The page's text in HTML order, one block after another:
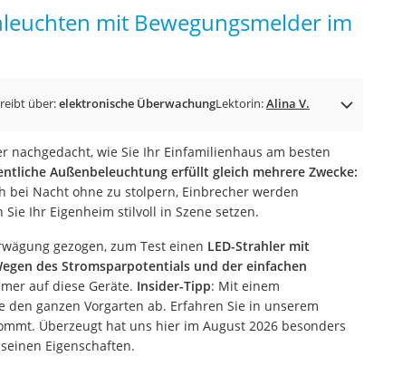
Akku-Rasentrimmer
Split-Klimaanlage 2 Innengeräte
Bohrmaschine
Tiefbrunnenpumpe
Fliesenschneider
Hochdruckreiniger
Doppelschleifer
Überwachungskamera
Benzinrasenmäher mit Elektrostart
Akku-Laubsauger
mit Bewegungsmelder im
über:elektronische ÜberwachungLektorin:Alina V.
nachgedacht, wie Sie Ihr Einfamilienhaus am besten
Außenbeleuchtung erfüllt gleich mehrere Zwecke:
bei Nacht ohne zu stolpern, Einbrecher werden
Ihr Eigenheim stilvoll in Szene setzen.
gezogen, zum Test einen LED-Strahler mit
des Stromsparpotentials und der einfachen
auf diese Geräte. Insider-Tipp: Mit einem
den ganzen Vorgarten ab. Erfahren Sie in unserem
Überzeugt hat uns hier im August 2026 besonders
Eigenschaften.